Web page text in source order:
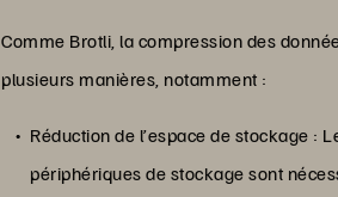
Comme Brotli, la compression des
plusieurs manières, notamment :
Réduction de l’espace de stockage :
périphériques de stockage sont